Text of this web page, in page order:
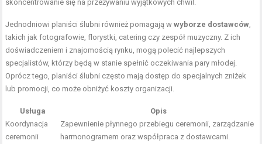
skoncentrowanie się na przeżywaniu wyjątkowych chwil.
Jednodniowi planiści ślubni również pomagają wwyborze dostawców
takich jak fotografowie, florystki, catering czy zespół muzyczny. Z ich
doświadczeniem i znajomością rynku, mogą polecić najlepszych
specjalistów, którzy będą w stanie spełnić oczekiwania pary młodej.
Oprócz tego, planiści ślubni często mają dostęp do specjalnych zniżek
lub promocji, co może obniżyć koszty organizacji.
Usługa
Opis
Koordynacja
ceremonii
Zapewnienie płynnego przebiegu ceremonii, zarządzanie
harmonogramem oraz współpraca z dostawcami.